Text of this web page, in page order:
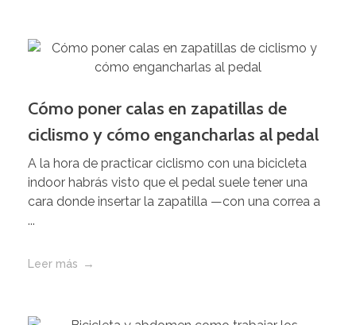
Cómo poner calas en zapatillas de
ciclismo y cómo engancharlas al pedal
A la hora de practicar ciclismo con una bicicleta
indoor habrás visto que el pedal suele tener una
cara donde insertar la zapatilla —con una correa a
...
Leer más